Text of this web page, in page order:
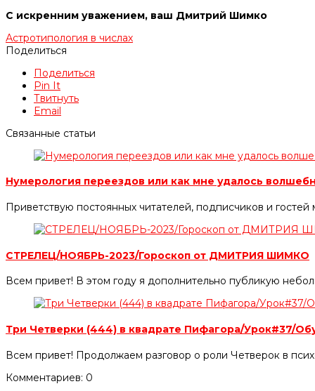
С искренним уважением, ваш Дмитрий Шимко
Астротипология в числах
Поделиться
Поделиться
Pin It
Твитнуть
Email
Связанные статьи
Нумерология переездов или как мне удалось
Приветствую постоянных читателей, подписчиков и
СТРЕЛЕЦ/НОЯБРЬ-2023/Гороскоп от ДМИТРИЯ ШИМКО
Всем привет! В этом году я дополнительно публикую
Три Четверки (444) в квадрате Пифагора/Урок#37/
Всем привет! Продолжаем разговор о роли Четверок в
Комментариев: 0